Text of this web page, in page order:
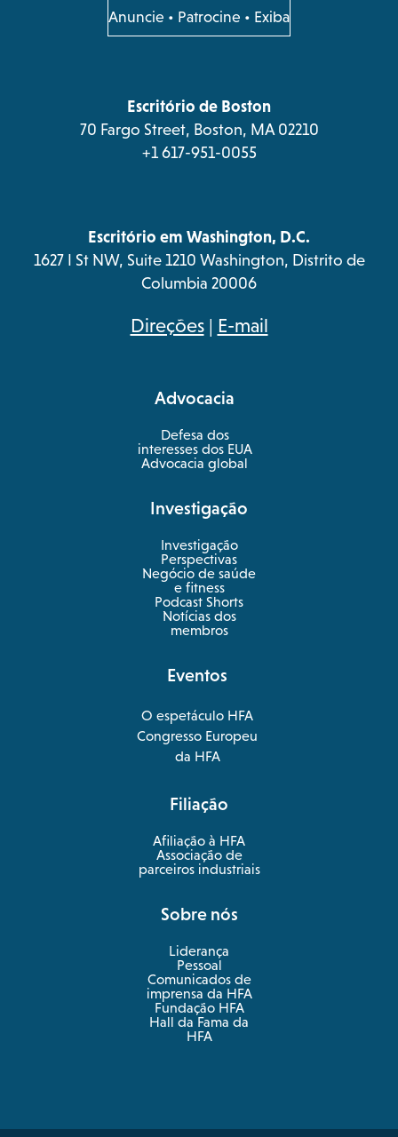
a
new
a
new
a
new
a
new
Anuncie opens
in
tab
• Patrocine • Exiba
Escritório de Boston
70 Fargo Street, Boston, MA 02210
+1 617-951-0055
Escritório em Washington, D.C.
1627 I St NW, Suite 1210 Washington, Distrito de
Columbia 20006
Direçõesopens
new
tab
| E-mail
Advocacia
Defesa dos
interesses dos EUA
Advocacia global
Investigação
Investigação
Perspectivas
Negócio de saúde
e fitness
opens
in
a
new
Podcast Shorts
Notícias dos
membros
Eventos
O espetáculo HFA
opens
in
a
tab
Congresso Europeu
da HFA
opens
new
tab
Filiação
Afiliação à HFA
Associação de
parceiros industriais
Sobre nós
Liderança
Pessoal
Comunicados de
imprensa da HFA
Fundação HFA
Hall da Fama da
HFA